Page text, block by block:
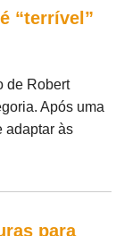
“terrível”
de Robert
Após uma
adaptar às
para